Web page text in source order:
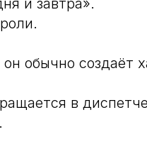
и завтра».
обычно создаёт
в